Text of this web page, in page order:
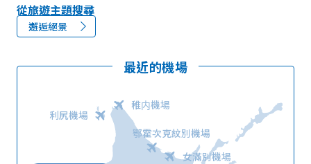
從旅遊主題搜尋
邂逅絕景
最近的機場
稚内機場
利尻機場
鄂霍次克紋別機場
女滿別機場